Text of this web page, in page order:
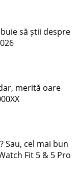
să știi despre
merită oare
Sau, cel mai bun
Fit 5 & 5 Pro